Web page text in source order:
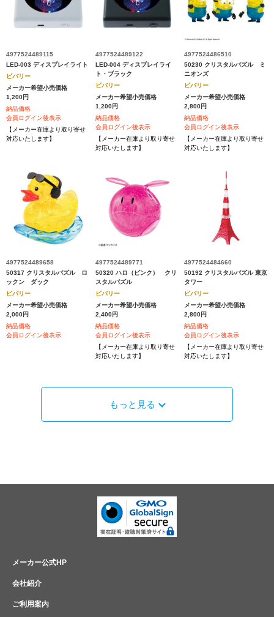
4977524489115
LED-003 ディスプレイライト
ビバリー
メーカー希望小売価格
1,200円
納品価格
会員ログイン後表示
【メーカー在庫より取り寄せ
対応いたします】
4977524489122
LED-004 ディスプレイライ
ト・ブラック
ビバリー
メーカー希望小売価格
1,200円
納品価格
会員ログイン後表示
【メーカー在庫より取り寄せ
対応いたします】
4977524486510
50230 クリスタルパズル ミ
ニオンズ
ビバリー
メーカー希望小売価格
2,800円
納品価格
会員ログイン後表示
【メーカー在庫より取り寄せ
対応いたします】
4977524489658
50317 クリスタルパズル ロ
ックン ダック
ビバリー
メーカー希望小売価格
2,000円
納品価格
会員ログイン後表示
4977524489771
50320 ハロ（ピンク） クリ
スタルパズル
ビバリー
メーカー希望小売価格
2,400円
納品価格
会員ログイン後表示
【メーカー在庫より取り寄せ
対応いたします】
4977524484660
50192 クリスタルパズル 東京
タワー
ビバリー
メーカー希望小売価格
2,800円
納品価格
会員ログイン後表示
【メーカー在庫より取り寄せ
対応いたします】
もっと見る
メーカー公式HP
会社紹介
ご利用案内